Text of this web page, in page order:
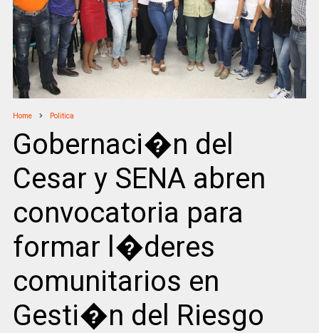
Home Politica
Gobernaci�n del
Cesar y SENA abren
convocatoria para
formar l�deres
comunitarios en
Gesti�n del Riesgo